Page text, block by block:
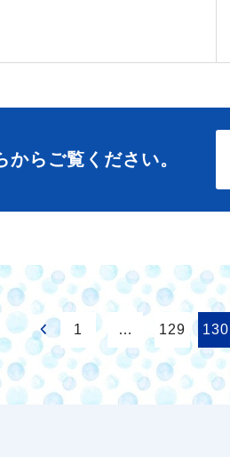
らご覧ください。
1 … 129 130